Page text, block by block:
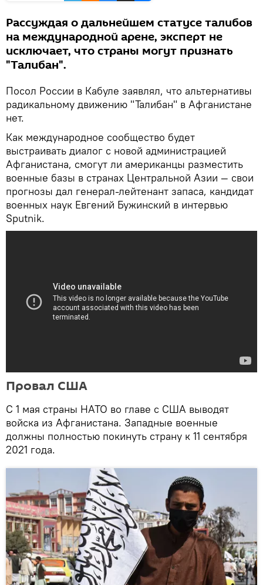
Рассуждая о дальнейшем статусе талибов
на международной арене, эксперт не
исключает, что страны могут признать
"Талибан".
Посол России в Кабуле заявлял, что альтернативы
радикальному движению "Талибан" в Афганистане
нет.
Как международное сообщество будет
выстраивать диалог с новой администрацией
Афганистана, смогут ли американцы разместить
военные базы в странах Центральной Азии — свои
прогнозы дал генерал-лейтенант запаса, кандидат
военных наук Евгений Бужинский в интервью
Sputnik.
Провал США
С 1 мая страны НАТО во главе с США выводят
войска из Афганистана. Западные военные
должны полностью покинуть страну к 11 сентября
2021 года.